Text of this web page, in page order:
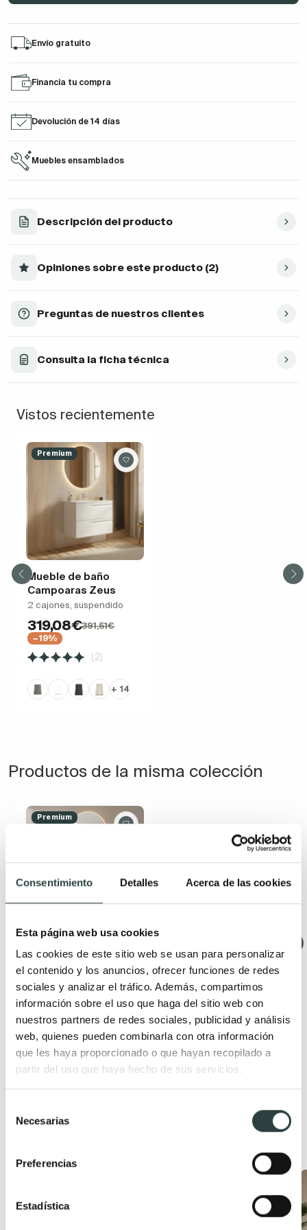
Consentimiento Detalles Acerca de las cookies
Esta página web usa cookies
Las cookies de este sitio web se usan para personalizar
el contenido y los anuncios, ofrecer funciones de redes
sociales y analizar el tráfico. Además, compartimos
información sobre el uso que haga del sitio web con
nuestros partners de redes sociales, publicidad y análisis
web, quienes pueden combinarla con otra información
que les haya proporcionado o que hayan recopilado a
partir del uso que haya hecho de sus servicios.
Necesarias
Preferencias
Estadística
Envío gratuito
Financia tu compra
Devolución de 14 días
Muebles ensamblados
Descripción del producto
Opiniones sobre este producto (2)
Preguntas de nuestros clientes
Consulta la ficha técnica
Vistos recientemente
Premium
Mueble de baño
Campoaras Zeus
2 cajones, suspendido
319,08€391,51€
−19%
(2)
+ 14
Productos de la misma colección
Premium
Mueble de baño
Campoaras Zeus
3 cajones, con patas
399,81€497,27€
−20%
(2)
+ 14